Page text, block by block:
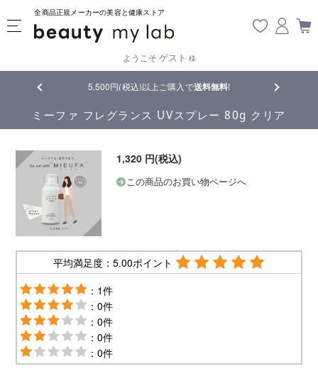
全商品正規メーカーの美容と健康ストア
ようこそ ゲスト 様
5,500円(税込)以上ご購入で送料無料! 【重要】熊本
ミーファ フレグランス UVスプレー 80g クリア
1,320 円(税込)
この商品のお買い物ページへ
平均満足度：5.00ポイント
：1件
：0件
：0件
：0件
：0件